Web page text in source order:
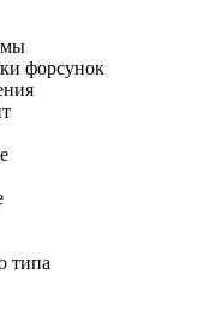
форсунок
типа